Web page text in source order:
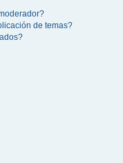
de temas?